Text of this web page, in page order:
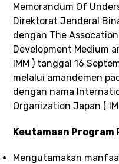
Memorandum Of
Direktorat Jenderal
dengan The
Development Medium
IMM ) tanggal 16
melalui amandemen
dengan nama
Organization Japan (
Keutamaan Program
Mengutamakan